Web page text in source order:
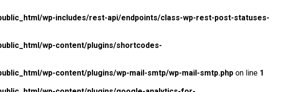
wp-includes/rest-api/endpoints/class-wp-rest-post-statuses-
wp-content/plugins/shortcodes-
wp-content/plugins/wp-mail-smtp/wp-mail-smtp.php on line 1